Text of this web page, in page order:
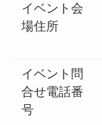
イベント会
場住所
イベント問
合せ電話番
号